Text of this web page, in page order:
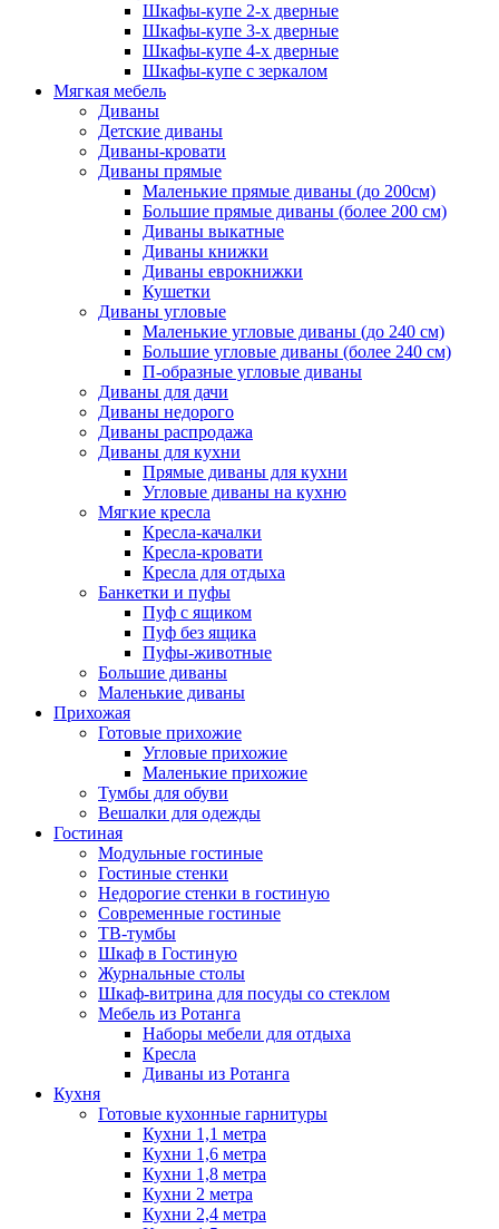
Шкафы-купе 2-х дверные
Шкафы-купе 3-х дверные
Шкафы-купе 4-х дверные
Шкафы-купе с зеркалом
Мягкая мебель
Диваны
Детские диваны
Диваны-кровати
Диваны прямые
Маленькие прямые диваны (до 200см)
Большие прямые диваны (более 200 см)
Диваны выкатные
Диваны книжки
Диваны еврокнижки
Кушетки
Диваны угловые
Маленькие угловые диваны (до 240 см)
Большие угловые диваны (более 240 см)
П-образные угловые диваны
Диваны для дачи
Диваны недорого
Диваны распродажа
Диваны для кухни
Прямые диваны для кухни
Угловые диваны на кухню
Мягкие кресла
Кресла-качалки
Кресла-кровати
Кресла для отдыха
Банкетки и пуфы
Пуф с ящиком
Пуф без ящика
Пуфы-животные
Большие диваны
Маленькие диваны
Прихожая
Готовые прихожие
Угловые прихожие
Маленькие прихожие
Тумбы для обуви
Вешалки для одежды
Гостиная
Модульные гостиные
Гостиные стенки
Недорогие стенки в гостиную
Современные гостиные
ТВ-тумбы
Шкаф в Гостиную
Журнальные столы
Шкаф-витрина для посуды со стеклом
Мебель из Ротанга
Наборы мебели для отдыха
Кресла
Диваны из Ротанга
Кухня
Готовые кухонные гарнитуры
Кухни 1,1 метра
Кухни 1,6 метра
Кухни 1,8 метра
Кухни 2 метра
Кухни 2,4 метра